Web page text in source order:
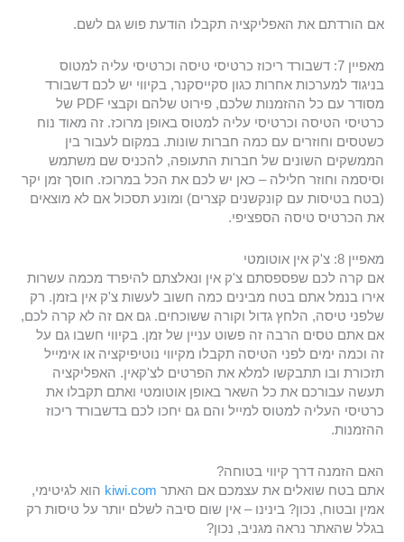
אם הורדתם את האפליקציה תקבלו הודעת פוש גם לשם.
מאפיין 7: דשבורד ריכוז כרטיסי טיסה וכרטיסי עליה למטוס
בניגוד למערכות אחרות כגון סקייסקנר, בקיווי יש לכם דשבורד
מסודר עם כל ההזמנות שלכם, פירוט שלהם וקבצי PDF של
כרטיסי הטיסה וכרטיסי עליה למטוס באופן מרוכז. זה מאוד נוח
כשטסים וחוזרים עם כמה חברות שונות. במקום לעבור בין
הממשקים השונים של חברות התעופה, להכניס שם משתמש
וסיסמה וחוזר חלילה – כאן יש לכם את הכל במרוכז. חוסך זמן יקר
(בטח בטיסות עם קונקשנים קצרים) ומונע תסכול אם לא מוצאים
את הכרטיס טיסה הספציפי.
מאפיין 8: צ'ק אין אוטומטי
אם קרה לכם שפספסתם צ'ק אין ונאלצתם להיפרד מכמה עשרות
אירו בנמל אתם בטח מבינים כמה חשוב לעשות צ'ק אין בזמן. רק
שלפני טיסה, הלחץ גדול וקורה ששוכחים. גם אם זה לא קרה לכם,
אם אתם טסים הרבה זה פשוט עניין של זמן. בקיווי חשבו גם על
זה וכמה ימים לפני הטיסה תקבלו מקיווי נוטיפיקציה או אימייל
תזכורת ובו תתבקשו למלא את הפרטים לצ'קאין. האפליקציה
תעשה עבורכם את כל השאר באופן אוטומטי ואתם תקבלו את
כרטיסי העליה למטוס למייל והם גם יחכו לכם בדשבורד ריכוז
ההזמנות.
האם הזמנה דרך קיווי בטוחה?
אתם בטח שואלים את עצמכם אם האתר kiwi.com הוא לגיטימי,
אמין ובטוח, נכון? בינינו – אין שום סיבה לשלם יותר על טיסות רק
בגלל שהאתר נראה מגניב, נכון?